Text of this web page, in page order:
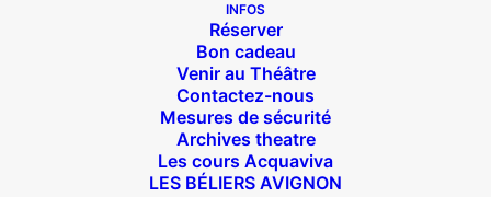
INFOS
Réserver
Bon cadeau
Venir au Théâtre
Contactez-nous
Mesures de sécurité
Archives theatre
Les cours Acquaviva
LES BÉLIERS AVIGNON